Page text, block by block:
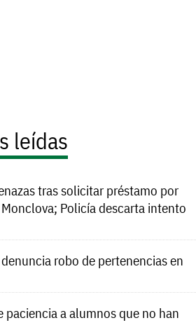
leídas
tras solicitar préstamo por
Policía descarta intento
robo de pertenencias en
paciencia a alumnos que no han